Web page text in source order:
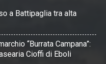
a Battipaglia tra alta
“Burrata Campana”:
Cioffi di Eboli